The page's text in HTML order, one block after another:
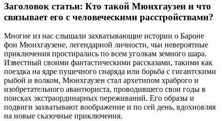
Заголовок статьи: Кто такой Мюнхгаузен и что
связывает его с человеческими расстройствами?
Многие из нас слышали захватывающие истории о Бароне
фон Мюнхгаузене, легендарной личности, чьи невероятные
приключения простирались по всем уголкам земного шара.
Известный своими фантастическими рассказами, такими как
поездка на ядре пушечного снаряда или борьба с гигантскими
рыбой и волком, Мюнхгаузен стал архетипом храброго и
изобретательного авантюриста, проводившего свои годы в
поисках экстраординарных переживаний. Его образы и
подвиги захватывают воображение и по сей день, вдохновляя
на новые сказочные приключения.